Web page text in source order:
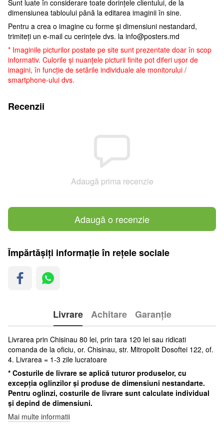
Sunt luate în considerare toate dorințele clientului, de la
dimensiunea tabloului până la editarea imaginii în sine.
Pentru a crea o imagine cu forme și dimensiuni nestandard,
trimiteți un e-mail cu cerințele dvs. la info@posters.md
* Imaginile picturilor postate pe site sunt prezentate doar în scop
informativ. Culorile și nuanțele picturii finite pot diferi ușor de
imagini, în funcție de setările individuale ale monitorului /
smartphone-ului dvs.
Recenzii
Adaugă prima recenzie
Adaugă o recenzie
Împărtășiți informație în rețele sociale
Livrare Achitare Garanție
Livrarea prin Chisinau 80 lei, prin tara 120 lei sau ridicati
comanda de la oficiu, or. Chisinau, str. Mitropolit Dosoftei 122, of.
4. Livrarea = 1-3 zile lucratoare
* Costurile de livrare se aplică tuturor produselor, cu
excepția oglinzilor și produse de dimensiuni nestandarte.
Pentru oglinzi, costurile de livrare sunt calculate individual
și depind de dimensiuni.
Mai multe informatii